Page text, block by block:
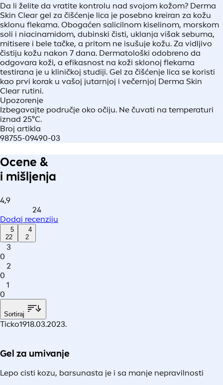
Da li želite da vratite kontrolu nad svojom kožom? Derma
Skin Clear gel za čišćenje lica je posebno kreiran za kožu
sklonu flekama. Obogaćen salicilnom kiselinom, morskom
soli i niacinamidom, dubinski čisti, uklanja višak sebuma,
mitisere i bele tačke, a pritom ne isušuje kožu. Za vidljivo
čistiju kožu nakon 7 dana. Dermatološki odobreno da
odgovara koži, a efikasnost na koži sklonoj flekama
testirana je u kliničkoj studiji. Gel za čišćenje lica se koristi
kao prvi korak u vašoj jutarnjoj i večernjoj Derma Skin
Clear rutini.
Upozorenje
Izbegavajte područje oko očiju. Ne čuvati na temperaturi
iznad 25°C.
Broj artikla
98755-09490-03
Ocene &
i mišljenja
4,9
24
Dodaj recenziju
5
22
4
2
3
0
2
0
1
0
Sortiraj
Ticko1918.03.2023.
Gel za umivanje
Lepo cisti kozu, barsunasta je i sa manje nepravilnosti